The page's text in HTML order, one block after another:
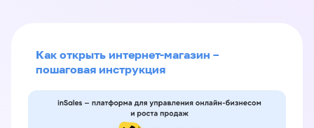
Как открыть интернет-магазин –
пошаговая инструкция